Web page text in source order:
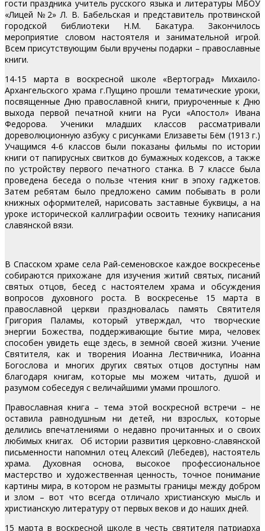
гости праздника учитель русского языка и литературы МБОУ
«Лицей №2» Л. В. Бабельская и представитель протвинской
городской библиотеки Н.М. Бакатура. Закончилось
мероприятие словом настоятеля и занимательной игрой.
Всем присутствующим были вручены подарки – православные
книги.
14-15 марта в воскресной школе «Вертоград» Михаило-
Архангельского храма г.Пущино прошли тематические уроки,
посвященные Дню православной книги, приуроченные к Дню
выхода первой печатной книги на Руси «Апостол» Ивана
Федорова. Ученики младших классов рассматривали
дореволюционную азбуку с рисунками Елизаветы Бём (1913 г.)
Учащимся 4-6 классов были показаны фильмы по истории
книги от папирусных свитков до бумажных кодексов, а также
по устройству первого печатного станка. В 7 классе была
проведена беседа о пользе чтения книг в эпоху гаджетов.
Затем ребятам было предложено самим побывать в роли
книжных оформителей, нарисовать заставные буквицы, а на
уроке исторической каллиграфии освоить технику написания
славянской вязи.
В Спасском храме села Рай-семеновское каждое воскресенье
собираются прихожане для изучения житий святых, писаний
святых отцов, бесед с настоятелем храма и обсуждения
вопросов духовного роста. В воскресенье 15 марта в
православной церкви праздновалась память Святителя
Григория Паламы, который утверждал, что творческие
энергии Божества, поддерживающие бытие мира, человек
способен увидеть еще здесь, в земной своей жизни. Учение
Святителя, как и творения Иоанна Лествичника, Иоанна
Богослова и многих других святых отцов доступны нам
благодаря книгам, которые мы можем читать, душой и
разумом собеседуя с величайшими умами прошлого.
Православная книга – тема этой воскресной встречи – не
оставила равнодушным ни детей, ни взрослых, которые
делились впечатлениями о недавно прочитанных и о своих
любимых книгах. Об истории развития церковно-славянской
письменности напомнил отец Алексий (Лебедев), настоятель
храма. Духовная основа, высокое профессиональное
мастерство и художественная ценность, точное понимание
картины мира, в котором не размыты границы между добром
и злом – вот что всегда отличало христианскую мысль и
христианскую литературу от первых веков и до наших дней.
15 марта в воскресной школе в честь святителя патриарха